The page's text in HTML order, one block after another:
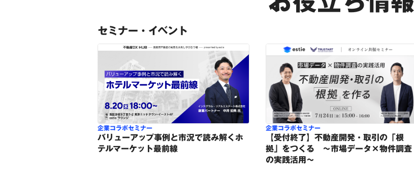
セミナー・イベント
企業コラボセミナー
バリューアップ事例と市況で読み解くホ
テルマーケット最前線
企業コラボセミナー
【受付終了】不動産開発・取引の「根
拠」をつくる ～市場データ×物件調査
の実践活用～